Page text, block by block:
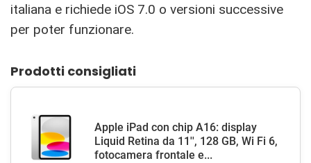
italiana e richiede iOS 7.0 o versioni successive
per poter funzionare.
Prodotti consigliati
Apple iPad con chip A16: display
Liquid Retina da 11'', 128 GB, Wi Fi 6,
fotocamera frontale e...